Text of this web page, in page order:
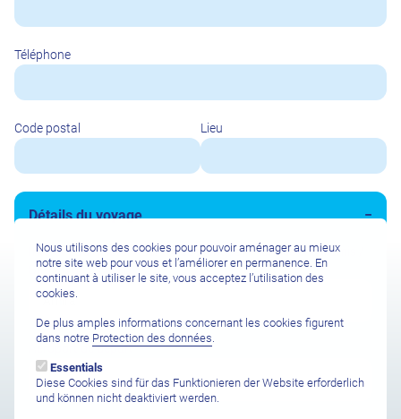
Téléphone
Code postal Lieu
Détails du voyage
Intérêt pour (Hôtel / Centre de plongée / Plongée entre amis /
Bateau de croisière)
Aéroport de départ
Nous utilisons des cookies pour pouvoir aménager au mieux
notre site web pour vous et l’améliorer en permanence. En
continuant à utiliser le site, vous acceptez l’utilisation des
cookies.
De plus amples informations concernant les cookies figurent
dans notre Protection des données
Essentials
Diese Cookies sind für das Funktionieren der Website erforderlich
und können nicht deaktiviert werden.